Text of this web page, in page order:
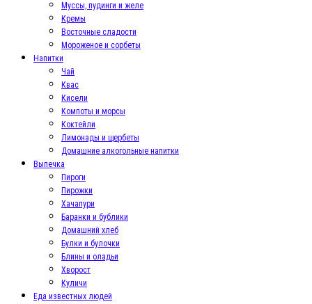
Муссы, пудинги и желе
Кремы
Восточные сладости
Мороженое и сорбеты
Напитки
Чай
Квас
Кисели
Компоты и морсы
Коктейли
Лимонады и щербеты
Домашние алкогольные напитки
Выпечка
Пироги
Пирожки
Хачапури
Баранки и бублики
Домашний хлеб
Булки и булочки
Блины и оладьи
Хворост
Куличи
Еда известных людей